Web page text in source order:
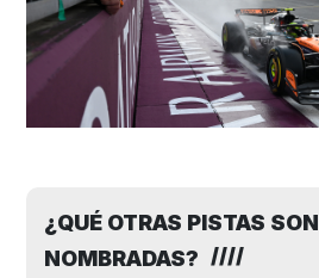
¿QUÉ OTRAS PISTAS SON
NOMBRADAS?